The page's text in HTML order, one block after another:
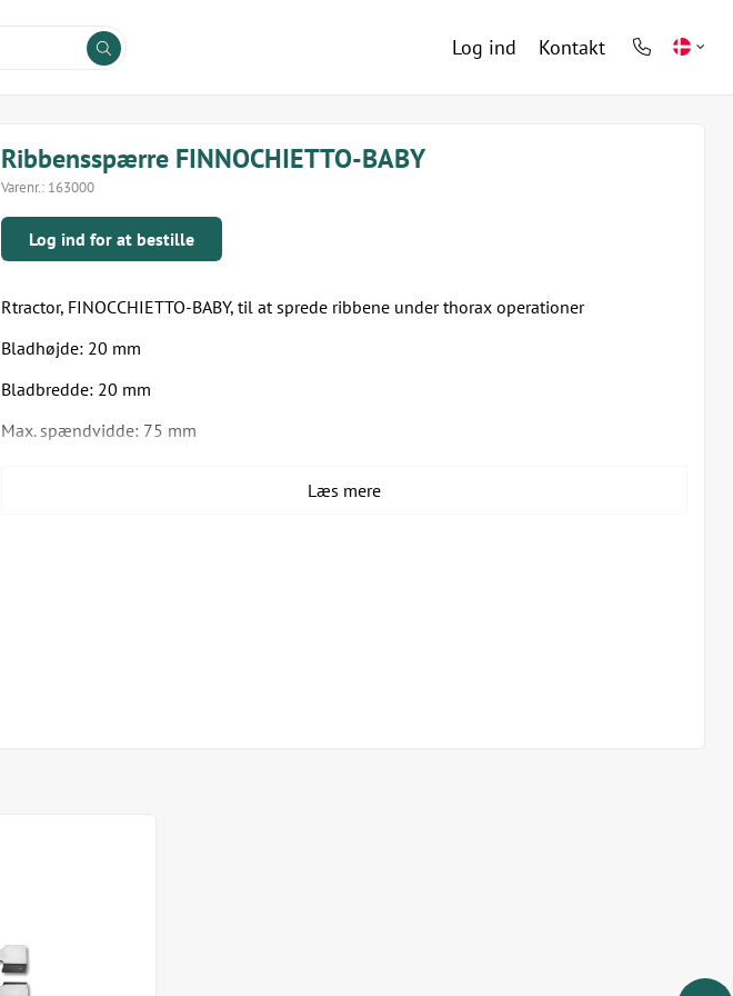
Log ind Kontakt
phone
Ribbensspærre FINNOCHIETTO-BABY
Varenr.: 163000
Log ind for at bestille
Rtractor, FINOCCHIETTO-BABY, til at sprede ribbene under thorax operationer
Bladhøjde: 20 mm
Bladbredde: 20 mm
Max. spændvidde: 75 mm
Læs mere